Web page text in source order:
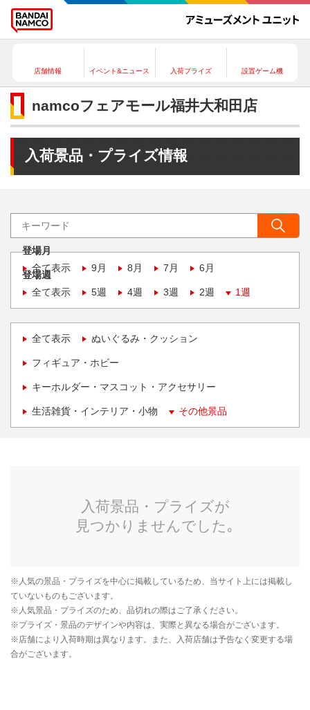
店舗情報 イベント&ニュース 入荷プライズ 設置ゲーム機
namcoフェアモール福井大和田店
入荷景品・プライズ情報
登場月
全て表示
9月 8月 7月 6月
登場週
全て表示
5週 4週 3週 2週 1週
全て表示 ぬいぐるみ・クッション
フィギュア・ホビー
キーホルダー・マスコット・アクセサリー
生活雑貨・インテリア・小物 その他景品